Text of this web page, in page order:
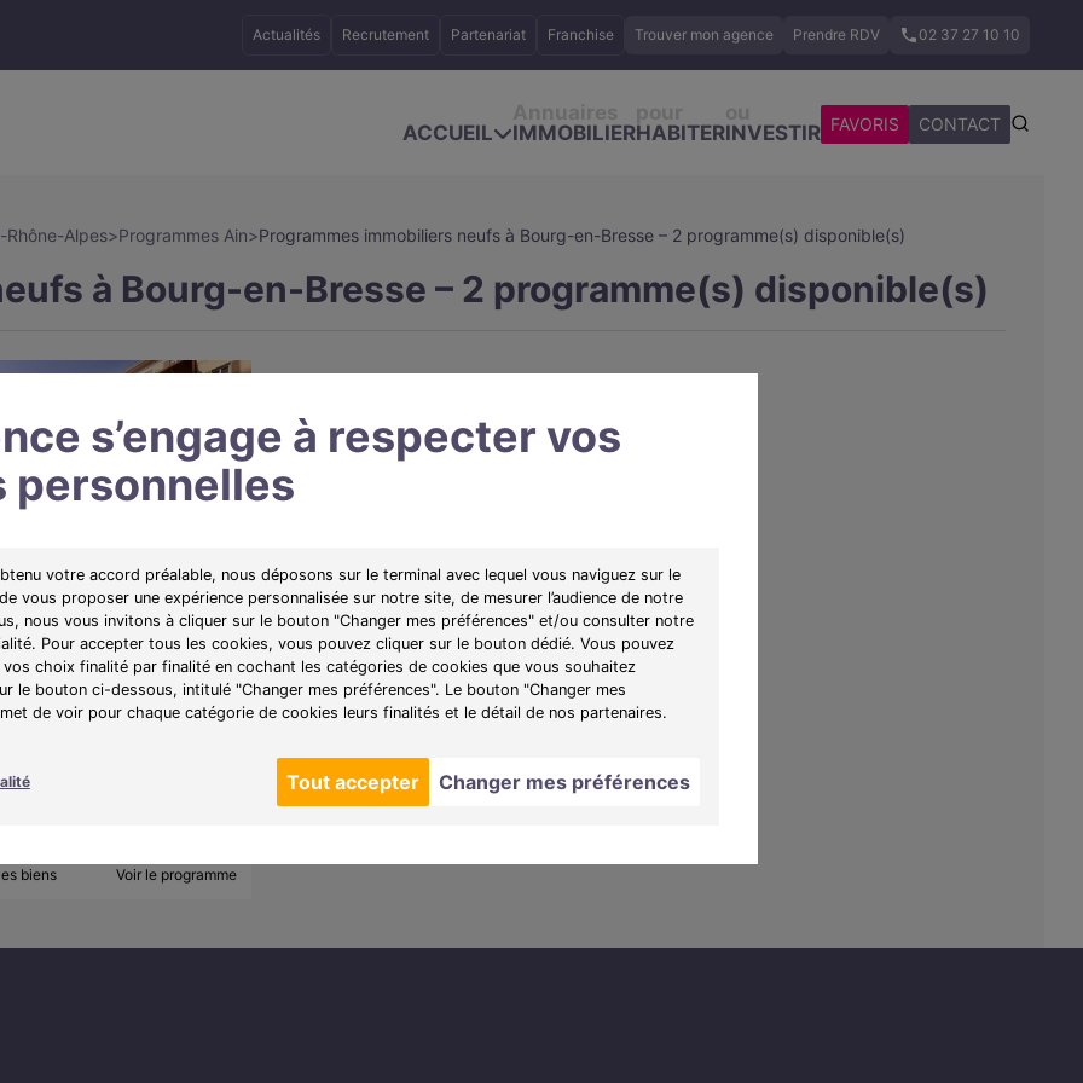
s’engage à respecter vos
personnelles
votre accord préalable, nous déposons sur le terminal avec lequel vous naviguez sur le
vous proposer une expérience personnalisée sur notre site, de mesurer l’audience de notre
nous vous invitons à cliquer sur le bouton "Changer mes préférences" et/ou consulter notre
Pour accepter tous les cookies, vous pouvez cliquer sur le bouton dédié. Vous pouvez
choix finalité par finalité en cochant les catégories de cookies que vous souhaitez
le bouton ci-dessous, intitulé "Changer mes préférences". Le bouton "Changer mes
de voir pour chaque catégorie de cookies leurs finalités et le détail de nos partenaires.
Tout accepter Changer mes préférences
Actualités Recrutement Partenariat Franchise Trouver mon agence Prendre RDV 02 37 27 10 10
ACCUEIL
IMMOBILIERHABITERINVESTIR FAVORIS CONTACT
Rhône-Alpes>Programmes Ain>Programmes immobiliers neufs à Bourg-en-Bresse – 2 programme(s) disponible(s)
à Bourg-en-Bresse – 2 programme(s) disponible(s)
(01000) À partir de 174 000 €
3 lots disponibles
Bourg-en-Bresse, alliant
et qualité de vie.
biens Voir le programme